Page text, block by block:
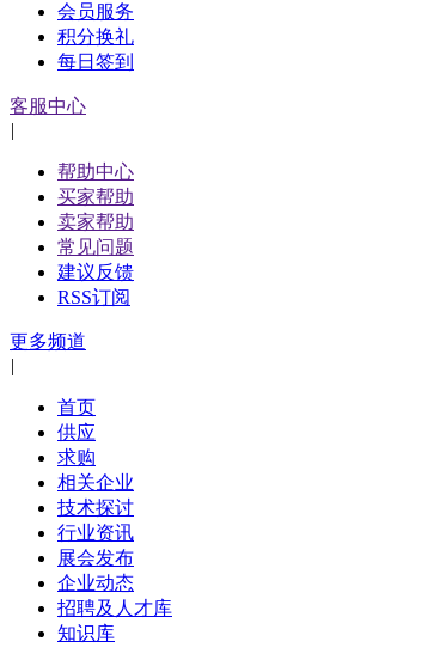
会员服务
积分换礼
每日签到
客服中心
|
帮助中心
买家帮助
卖家帮助
常见问题
建议反馈
RSS订阅
更多频道
|
首页
供应
求购
相关企业
技术探讨
行业资讯
展会发布
企业动态
招聘及人才库
知识库